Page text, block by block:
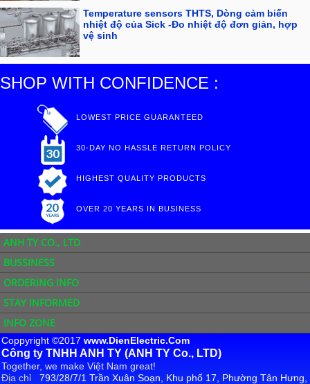
Temperature sensors THTS, Dòng cảm biến
nhiệt độ của Sick -Đo nhiệt độ đơn giản, hợp
vệ sinh
SHOP WITH CONFIDENCE :
LOWEST PRICE GUARANTEED
30-DAY NO HASSLE RETURN POLICY
HIGHEST QUALITY PRODUCTS
OVER 20 YEARS IN BUSINESS
ANH TY CO., LTD
BUSSINESS
ORDERING INFO
STAY INFORMED
INFO ZONE
Coppyright ©2017www.DienElectric.Com
Công ty TNHH ANH TY (ANH TY Co., LTD)
Together, we make Việt Nam great!
Địa chỉ793/28/7/1 Trần Xuân Soạn, Khu phố 17, Phường Tân Hưng,